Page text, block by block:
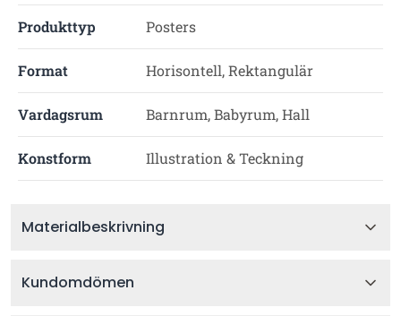
Produkttyp Posters
Format Horisontell, Rektangulär
Vardagsrum Barnrum, Babyrum, Hall
Konstform Illustration & Teckning
Materialbeskrivning
Kundomdömen